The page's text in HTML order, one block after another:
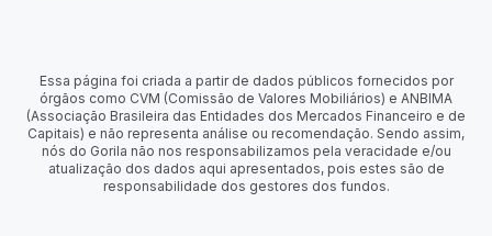
Essa página foi criada a partir de dados públicos fornecidos por
órgãos como CVM (Comissão de Valores Mobiliários) e ANBIMA
(Associação Brasileira das Entidades dos Mercados Financeiro e de
Capitais) e não representa análise ou recomendação. Sendo assim,
nós do Gorila não nos responsabilizamos pela veracidade e/ou
atualização dos dados aqui apresentados, pois estes são de
responsabilidade dos gestores dos fundos.